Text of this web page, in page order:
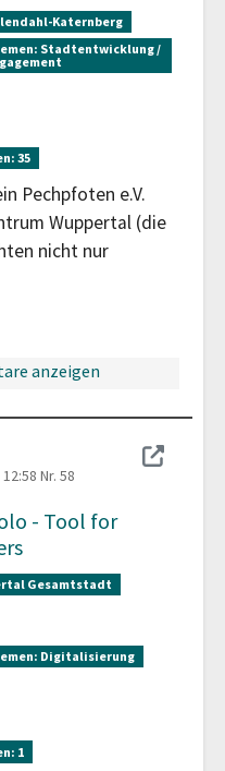
Katernberg
Stadtentwicklung /
35
Pechpfoten e.V.
Wuppertal (die
nicht nur
diesen Beitrag
anzeigen
Nr. 58
- Tool for
Gesamtstadt
Digitalisierung
1